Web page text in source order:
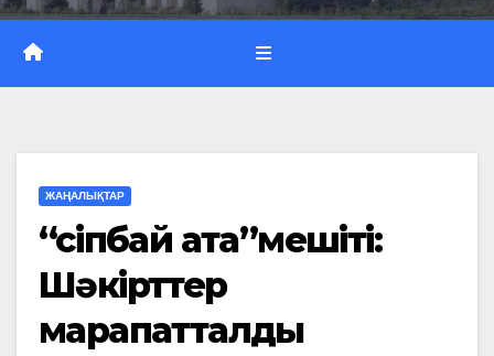
ЖАҢАЛЫҚТАР
“Үсіпбай ата”мешіті:
Шәкірттер
марапатталды